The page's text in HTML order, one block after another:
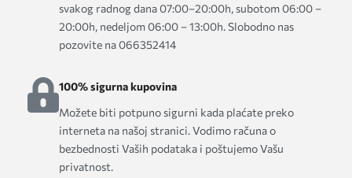
svakog radnog dana 07:00–20:00h, subotom 06:00 –
20:00h, nedeljom 06:00 – 13:00h. Slobodno nas
pozovite na 066352414
100% sigurna kupovina
Možete biti potpuno sigurni kada plaćate preko
interneta na našoj stranici. Vodimo računa o
bezbednosti Vaših podataka i poštujemo Vašu
privatnost.